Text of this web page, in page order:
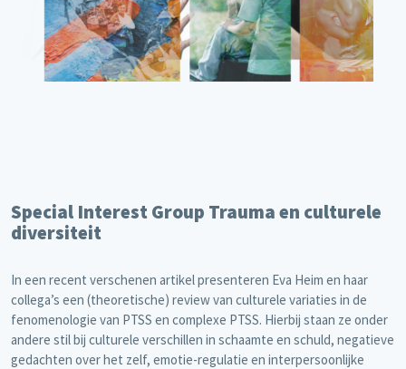
Special Interest Group Trauma en culturele
diversiteit
In een recent verschenen artikel presenteren Eva Heim en haar
collega’s een (theoretische) review van culturele variaties in de
fenomenologie van PTSS en complexe PTSS. Hierbij staan ze onder
andere stil bij culturele verschillen in schaamte en schuld, negatieve
gedachten over het zelf, emotie-regulatie en interpersoonlijke